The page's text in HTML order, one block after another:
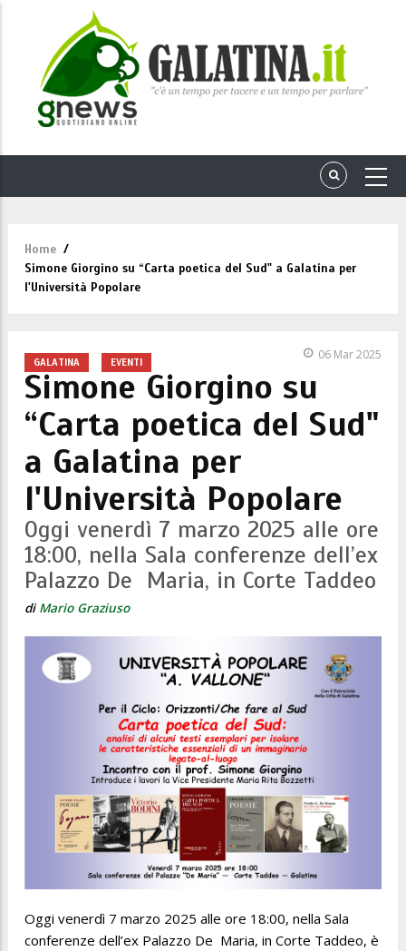
Briciole
di
pane
Home /
Simone Giorgino su “Carta poetica del Sud" a Galatina per
l'Università Popolare
GALATINA EVENTI 06 Mar 2025
Simone Giorgino su
“Carta poetica del Sud"
a Galatina per
l'Università Popolare
Oggi venerdì 7 marzo 2025 alle ore
18:00, nella Sala conferenze dell’ex
Palazzo De Maria, in Corte Taddeo
di Mario Graziuso
Oggi venerdì 7 marzo 2025 alle ore 18:00, nella Sala
conferenze dell’ex Palazzo De Maria, in Corte Taddeo, è